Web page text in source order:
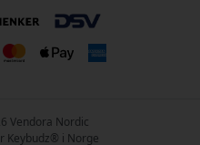
Vendora Nordic
Keybudz® i Norge